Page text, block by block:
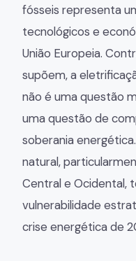
fósseis representa
tecnológicos e
União Europeia.
supõem, a
não é uma questão
uma questão de
soberania
natural,
Central e Ocidental,
vulnerabilidade
crise energética de